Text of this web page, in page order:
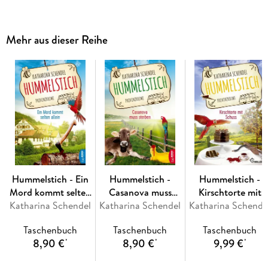
Mehr aus dieser Reihe
Hummelstich - Ein
Mord kommt selten
allein
Katharina Schendel
Taschenbuch
8,90 €*
Hummelstich -
Casanova muss
sterben
Katharina Schendel
Taschenbuch
8,90 €*
Hummelstich -
Kirschtorte mit
Schuss
Katharina
Taschenbuch
9,99 €*